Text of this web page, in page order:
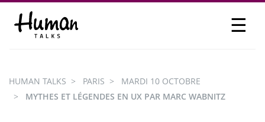
☰
PARTICIPER
HUMAN TALKS PARIS
MARDI 10 OCTOBRE
MYTHES ET LÉGENDES EN UX PAR MARC WABNITZ